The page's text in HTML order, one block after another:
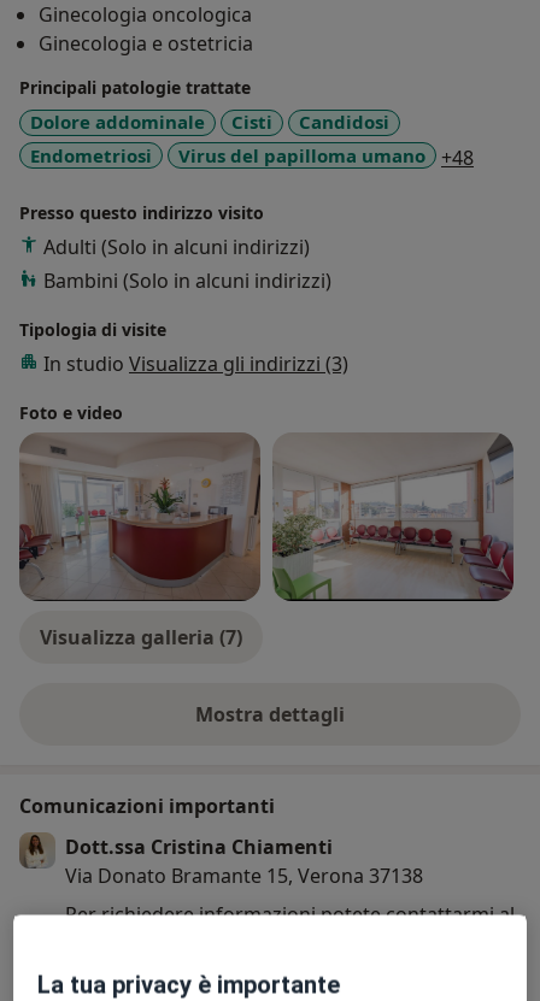
Ginecologia oncologica
Ginecologia e ostetricia
Principali patologie trattate
Dolore addominale Cisti
Candidosi
Endometriosi
Virus del papilloma umano +48
Presso questo indirizzo visito
Adulti (Solo in alcuni indirizzi)
Bambini (Solo in alcuni indirizzi)
Tipologia di visite
In studio Visualizza gli indirizzi (3)
Foto e video
Visualizza galleria (7)
Mostra dettagli
sull'esperienza
Comunicazioni importanti
Dott.ssa Cristina Chiamenti
Via Donato Bramante 15, Verona 37138
Per richiedere informazioni potete contattarmi al
cristina.chiamenti@libero.it·
La tua privacy è importante